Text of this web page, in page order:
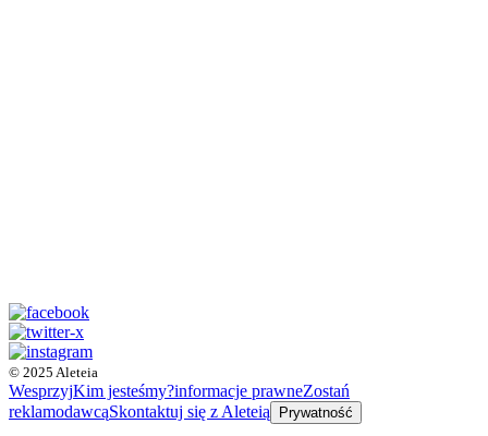
© 2025 Aleteia
WesprzyjKim jesteśmy?informacje prawneZostań
reklamodawcąSkontaktuj się z Aleteią Prywatność